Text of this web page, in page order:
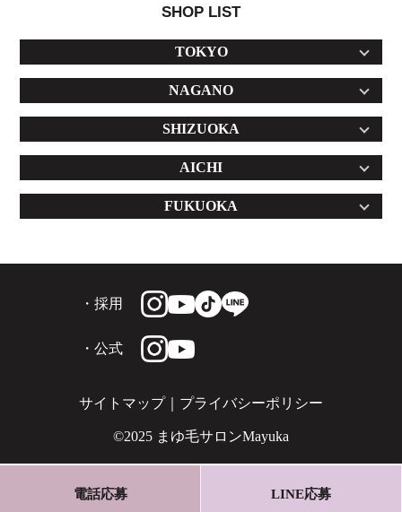
電話応募 LINE応募
SHOP LIST
TOKYO
NAGANO
SHIZUOKA
AICHI
FUKUOKA
・採用
・公式
サイトマップ｜ プライバシーポリシー
©2025 まゆ毛サロンMayuka